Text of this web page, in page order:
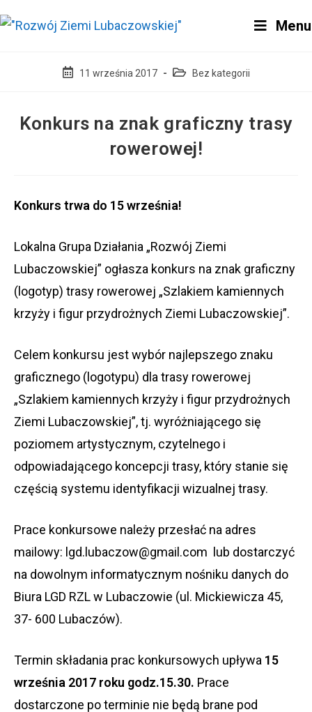
to
Menu
Post11 września 2017
Post
Bez kategorii
Konkurs na znak graficzny trasy
rowerowej!
Konkurs trwa do 15 września!
Lokalna Grupa Działania „Rozwój Ziemi
Lubaczowskiej” ogłasza konkurs na znak graficzny
(logotyp) trasy rowerowej „Szlakiem kamiennych
krzyży i figur przydrożnych Ziemi Lubaczowskiej”.
Celem konkursu jest wybór najlepszego znaku
graficznego (logotypu) dla trasy rowerowej
„Szlakiem kamiennych krzyży i figur przydrożnych
Ziemi Lubaczowskiej”, tj. wyróżniającego się
poziomem artystycznym, czytelnego i
odpowiadającego koncepcji trasy, który stanie się
częścią systemu identyfikacji wizualnej trasy.
Prace konkursowe należy przesłać na adres
mailowy: lgd.lubaczow@gmail.com lub dostarczyć
na dowolnym informatycznym nośniku danych do
Biura LGD RZL w Lubaczowie (ul. Mickiewicza 45,
37- 600 Lubaczów).
Termin składania prac konkursowych upływa 15
września 2017 roku godz.15.30. Prace
dostarczone po terminie nie będą brane pod